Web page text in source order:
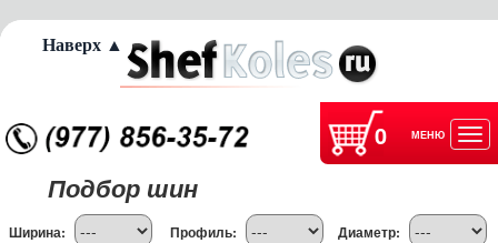
0 МЕНЮ
Подбор шин
Ширина: Профиль: Диаметр:
Наверх ▲